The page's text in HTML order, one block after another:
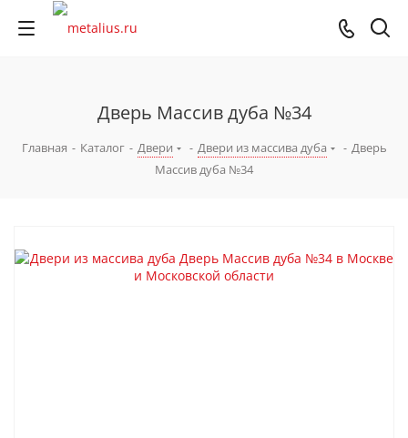
Дверь Массив дуба №34
Главная - Каталог - Двери - Двери из массива дуба - Дверь
Массив дуба №34